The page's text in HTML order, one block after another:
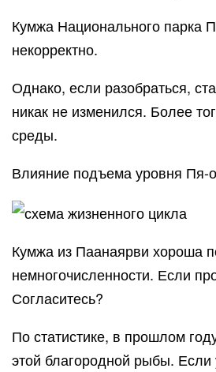
Кумжа Национального парка
некорректно.
Однако, если разобраться,
никак не изменился. Более
среды.
Влияние подъема уровня Пя-
Кумжа из Паанаярви хороша
немногочисленности. Если
Согласитесь?
По статистике, в прошлом
этой благородной рыбы. Если